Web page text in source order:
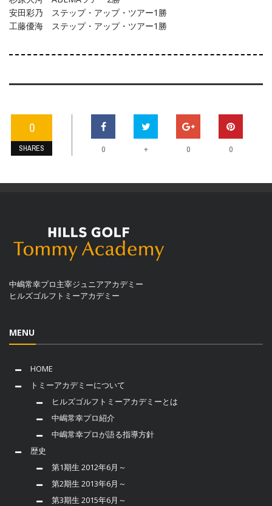
安田彩乃 ステップ・アップ・ツアー1勝
工藤優海 ステップ・アップ・ツアー1勝
0
SHARES 0 + 0 0
中嶋常幸プロ主宰ジュニアアカデミー
ヒルズゴルフトミーアカデミー
MENU
HOME
トミーアカデミーについて
ヒルズゴルフトミーアカデミーとは
中嶋常幸プロ紹介
中嶋常幸プロが語る指導方針
歴史
第1期生 2012年6月～
第2期生 2013年6月～
第3期生 2015年6月～